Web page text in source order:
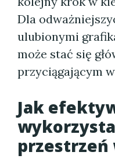
Dla
ulubionymi
może stać się
przyciągającym
Jak
przestrzeń